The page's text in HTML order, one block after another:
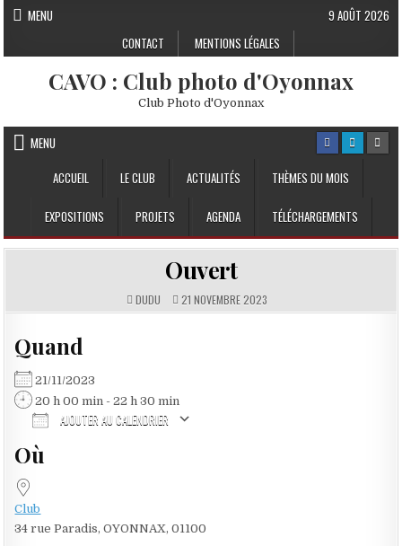
Skip to content
MENU
CONTACT
MENTIONS LÉGALES
9 AOÛT 2026
CAVO : Club photo d'Oyonnax
Club Photo d'Oyonnax
MENU
ACCUEIL
LE CLUB ACTUALITÉS THÈMES DU MOIS
EXPOSITIONS PROJETS AGENDA TÉLÉCHARGEMENTS
Ouvert
DUDU 21 NOVEMBRE 2023
Quand
21/11/2023
20 h 00 min - 22 h 30 min
AJOUTER AU CALENDRIER
Où
Club
34 rue Paradis, OYONNAX, 01100